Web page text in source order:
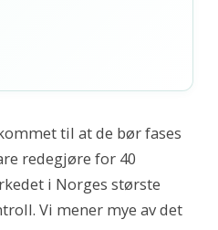
til at de bør fases
redegjøre for 40
i Norges største
Vi mener mye av det